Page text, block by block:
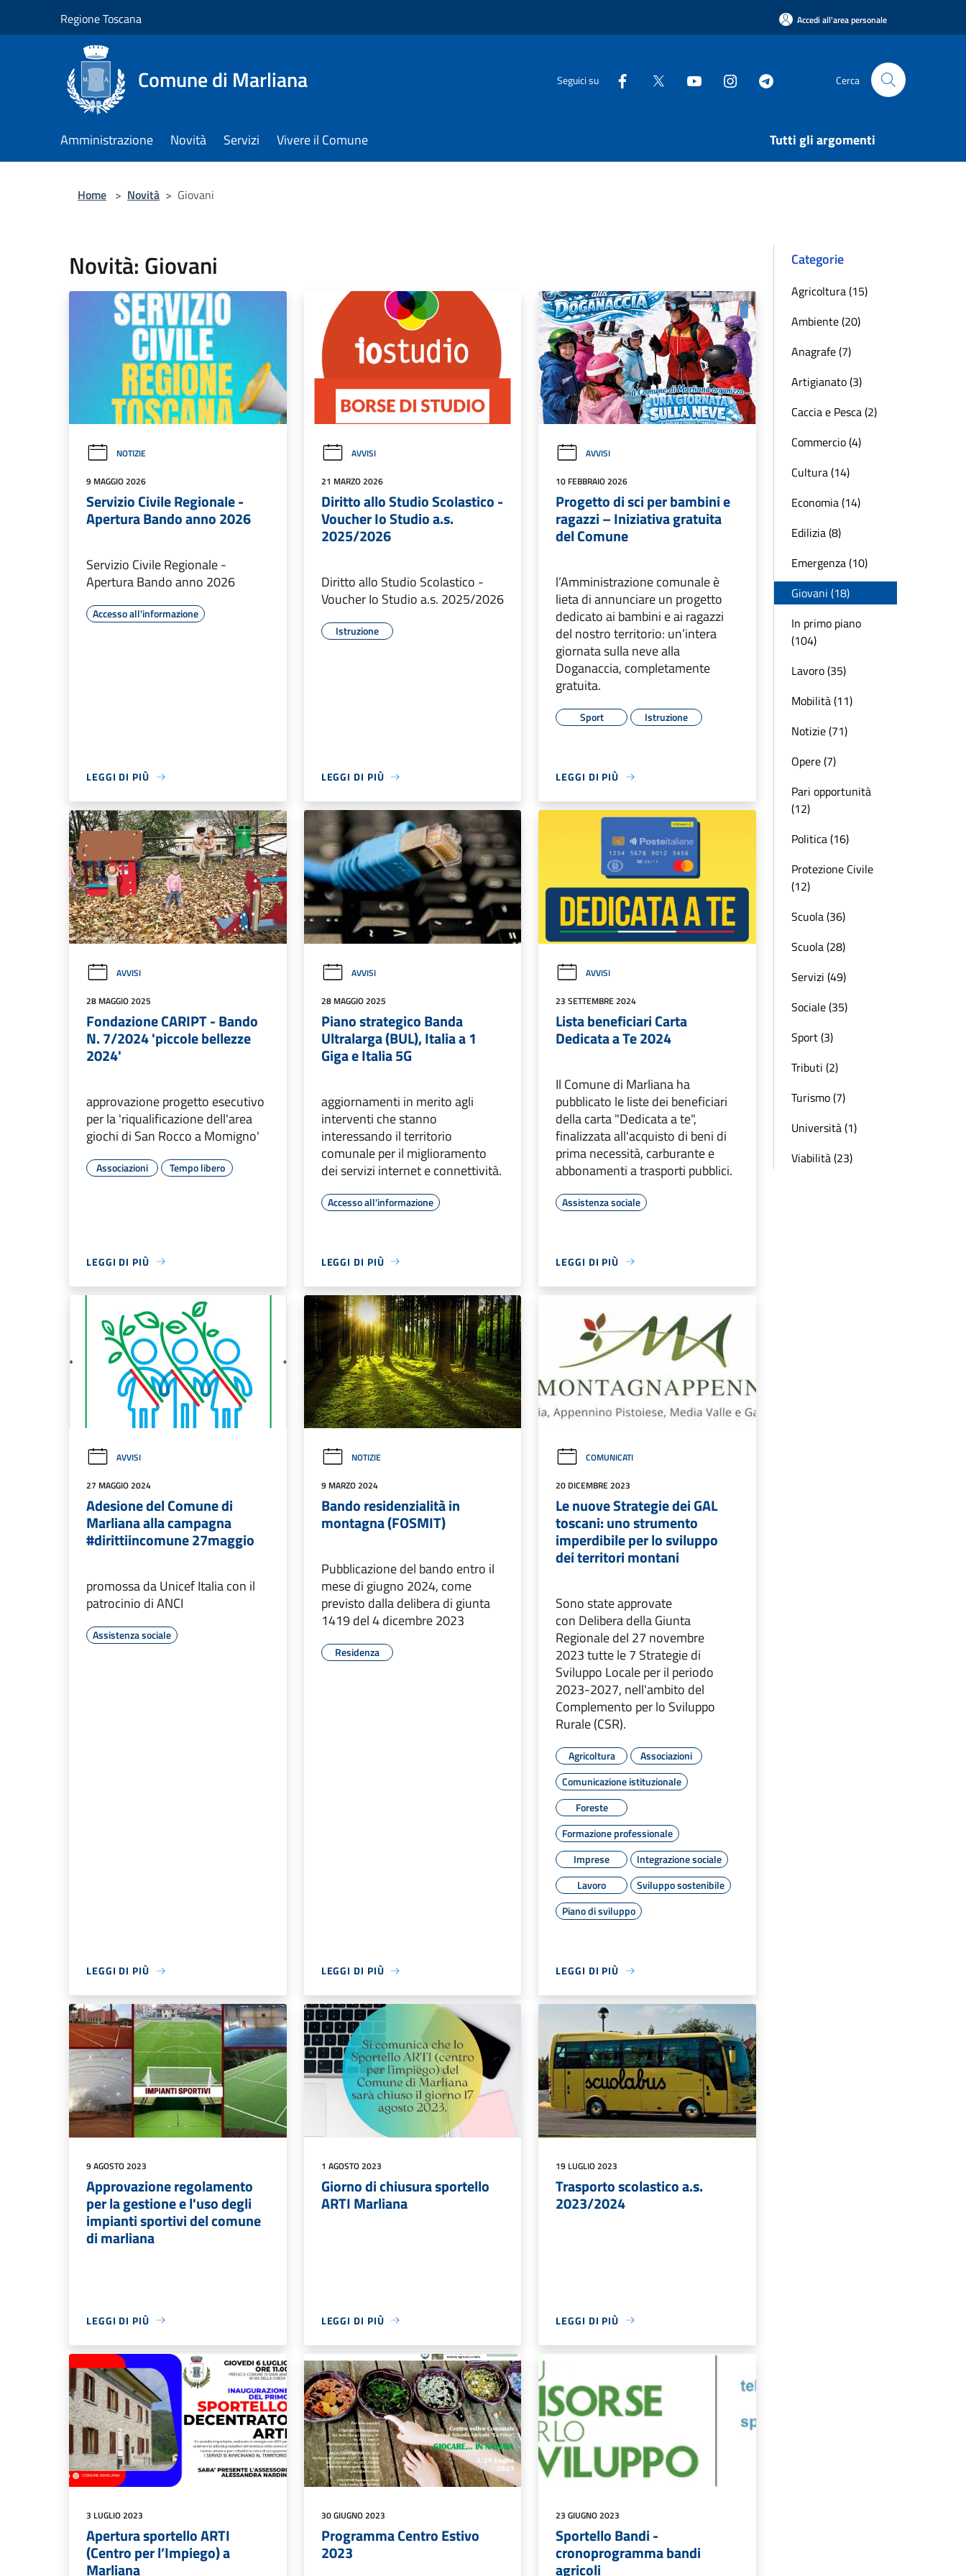
Regione Toscana Accedi all'area personale
Comune di Marliana Seguici su Cerca
Amministrazione Novità Servizi Vivere il Comune Tutti gli argomenti
Home > Novità > Giovani
Novità: Giovani
NOTIZIE
9 MAGGIO 2026
Servizio Civile Regionale -
Apertura Bando anno 2026
Servizio Civile Regionale -
Apertura Bando anno 2026
Accesso all'informazione
LEGGI DI PIÙ
AVVISI
21 MARZO 2026
Diritto allo Studio Scolastico -
Voucher Io Studio a.s.
2025/2026
Diritto allo Studio Scolastico -
Voucher Io Studio a.s. 2025/2026
Istruzione
LEGGI DI PIÙ
AVVISI
10 FEBBRAIO 2026
Progetto di sci per bambini e
ragazzi – Iniziativa gratuita
del Comune
l’Amministrazione comunale è
lieta di annunciare un progetto
dedicato ai bambini e ai ragazzi
del nostro territorio: un’intera
giornata sulla neve alla
Doganaccia, completamente
gratuita.
Sport Istruzione
LEGGI DI PIÙ
AVVISI
28 MAGGIO 2025
Fondazione CARIPT - Bando
N. 7/2024 'piccole bellezze
2024'
approvazione progetto esecutivo
per la 'riqualificazione dell'area
giochi di San Rocco a Momigno'
Associazioni Tempo libero
LEGGI DI PIÙ
AVVISI
28 MAGGIO 2025
Piano strategico Banda
Ultralarga (BUL), Italia a 1
Giga e Italia 5G
aggiornamenti in merito agli
interventi che stanno
interessando il territorio
comunale per il miglioramento
dei servizi internet e connettività.
Accesso all'informazione
LEGGI DI PIÙ
AVVISI
23 SETTEMBRE 2024
Lista beneficiari Carta
Dedicata a Te 2024
Il Comune di Marliana ha
pubblicato le liste dei beneficiari
della carta "Dedicata a te",
finalizzata all'acquisto di beni di
prima necessità, carburante e
abbonamenti a trasporti pubblici.
Assistenza sociale
LEGGI DI PIÙ
AVVISI
27 MAGGIO 2024
Adesione del Comune di
Marliana alla campagna
#dirittiincomune 27maggio
promossa da Unicef Italia con il
patrocinio di ANCI
Assistenza sociale
LEGGI DI PIÙ
NOTIZIE
9 MARZO 2024
Bando residenzialità in
montagna (FOSMIT)
Pubblicazione del bando entro il
mese di giugno 2024, come
previsto dalla delibera di giunta
1419 del 4 dicembre 2023
Residenza
LEGGI DI PIÙ
COMUNICATI
20 DICEMBRE 2023
Le nuove Strategie dei GAL
toscani: uno strumento
imperdibile per lo sviluppo
dei territori montani
Sono state approvate
con Delibera della Giunta
Regionale del 27 novembre
2023 tutte le 7 Strategie di
Sviluppo Locale per il periodo
2023-2027, nell'ambito del
Complemento per lo Sviluppo
Rurale (CSR).
Agricoltura
Associazioni
Comunicazione istituzionale
Foreste
Formazione professionale
Imprese
Integrazione sociale
Lavoro
Sviluppo sostenibile
Piano di sviluppo
LEGGI DI PIÙ
9 AGOSTO 2023
Approvazione regolamento
per la gestione e l'uso degli
impianti sportivi del comune
di marliana
LEGGI DI PIÙ
1 AGOSTO 2023
Giorno di chiusura sportello
ARTI Marliana
LEGGI DI PIÙ
19 LUGLIO 2023
Trasporto scolastico a.s.
2023/2024
LEGGI DI PIÙ
3 LUGLIO 2023
Apertura sportello ARTI
(Centro per l’Impiego) a
Marliana
30 GIUGNO 2023
Programma Centro Estivo
2023
23 GIUGNO 2023
Sportello Bandi -
cronoprogramma bandi
agricoli
Categorie
Agricoltura (15)
Ambiente (20)
Anagrafe (7)
Artigianato (3)
Caccia e Pesca (2)
Commercio (4)
Cultura (14)
Economia (14)
Edilizia (8)
Emergenza (10)
Giovani (18)
In primo piano
(104)
Lavoro (35)
Mobilità (11)
Notizie (71)
Opere (7)
Pari opportunità
(12)
Politica (16)
Protezione Civile
(12)
Scuola (36)
Scuola (28)
Servizi (49)
Sociale (35)
Sport (3)
Tributi (2)
Turismo (7)
Università (1)
Viabilità (23)